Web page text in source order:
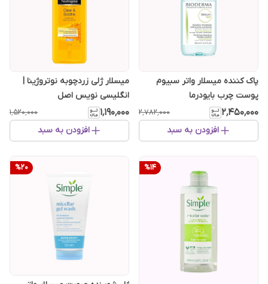
پاک کننده میسلار واتر سبیوم
پوست چرب بایودرما
۲٬۴۵۰٬۰۰۰ ۲٬۷۸۲٬۰۰۰
افزودن به سبد
میسلار ژلی زردچوبه نوتروژینا |
انگلیسی نویس اصل
۱٬۱۹۰٬۰۰۰ ۱٬۵۲۰٬۰۰۰
افزودن به سبد
%14
%20